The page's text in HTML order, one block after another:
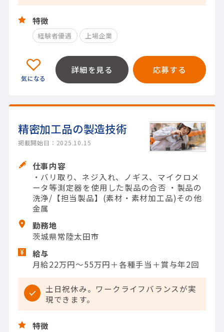
特徴
経験者優遇 上場企業
詳細を見る 応募する
精密加工品の製造技術
掲載開始日：2025.10.15
仕事内容
・バリ取り、ネジ入れ、ノギス、マイクロメ
ータ等測定器を使用した製品の合否 ・製品の
洗浄/【担当製品】(素材・素材加工品)その他
金属
勤務地
茨城県常陸太田市
給与
月給22万円～55万円＋各種手当＋賞与年2回
土日祝休み。ワークライフバランスが実
現できます。
特徴